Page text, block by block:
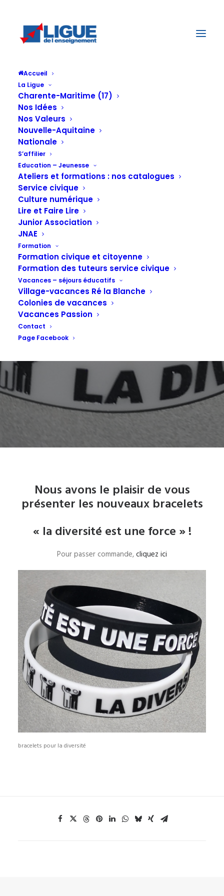
Accueil
La Ligue
Charente-Maritime (17)
Nos Idées
Nos Valeurs
Nouvelle-Aquitaine
Nationale
S’affilier
Education – Jeunesse
Ateliers et formations : nos catalogues
Service civique
Culture numérique
Lire et Faire Lire
Junior Association
JNAE
Formation
Formation civique et citoyenne
Formation des tuteurs service civique
Vacances – séjours éducatifs
Village-vacances Ré la Blanche
Colonies de vacances
Vacances Passion
Contact
Page Facebook
Les bracelets
2020 pour la
diversité sont
arrivés !
Nous avons le plaisir de vous
présenter les nouveaux bracelets
« la diversité est une force » !
Pour passer commande,cliquez ici
bracelets pour la diversité